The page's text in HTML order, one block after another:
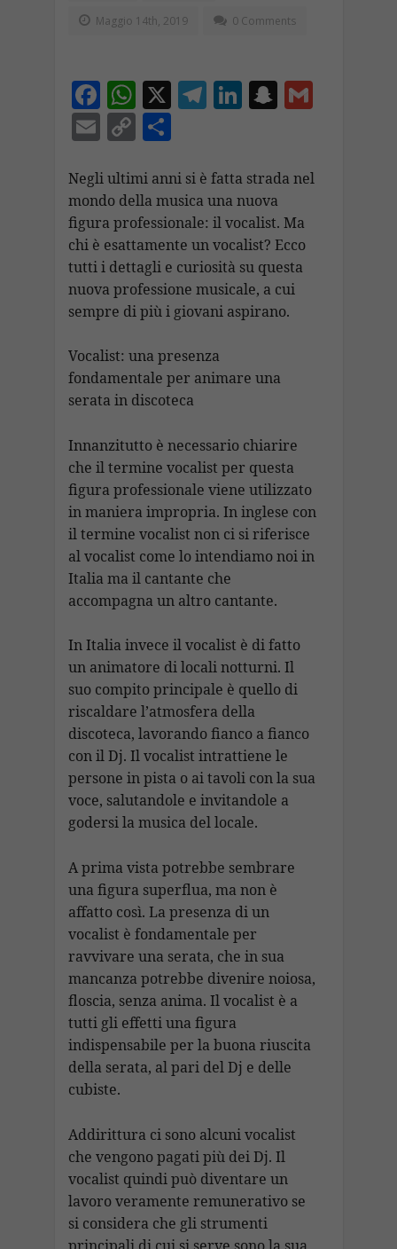
Maggio 14th, 2019 0 Comments
F
ac
e
b
o
o
k
W
h
at
s
A
p
p
X T
gr
a
m
Li
e
dI
n
S
p
c
h
at
G
l
E
ai
l
C
p
y
Li
n
k
C
n
di
vi
di
Negli ultimi anni si è fatta strada nel
mondo della musica una nuova
figura professionale: il vocalist. Ma
chi è esattamente un vocalist? Ecco
tutti i dettagli e curiosità su questa
nuova professione musicale, a cui
sempre di più i giovani aspirano.
Vocalist: una presenza
fondamentale per animare una
serata in discoteca
Innanzitutto è necessario chiarire
che il termine vocalist per questa
figura professionale viene utilizzato
in maniera impropria. In inglese con
il termine vocalist non ci si riferisce
al vocalist come lo intendiamo noi in
Italia ma il cantante che
accompagna un altro cantante.
In Italia invece il vocalist è di fatto
un animatore di locali notturni. Il
suo compito principale è quello di
riscaldare l’atmosfera della
discoteca, lavorando fianco a fianco
con il Dj. Il vocalist intrattiene le
persone in pista o ai tavoli con la sua
voce, salutandole e invitandole a
godersi la musica del locale.
A prima vista potrebbe sembrare
una figura superflua, ma non è
affatto così. La presenza di un
vocalist è fondamentale per
ravvivare una serata, che in sua
mancanza potrebbe divenire noiosa,
floscia, senza anima. Il vocalist è a
tutti gli effetti una figura
indispensabile per la buona riuscita
della serata, al pari del Dj e delle
cubiste.
Addirittura ci sono alcuni vocalist
che vengono pagati più dei Dj. Il
vocalist quindi può diventare un
lavoro veramente remunerativo se
si considera che gli strumenti
principali di cui si serve sono la sua